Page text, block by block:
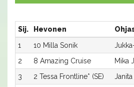
Sij. Hevonen
1
10 Milla Sonik
2
8 Amazing Cruise Mika
3
2 Tessa Frontline* (SE)